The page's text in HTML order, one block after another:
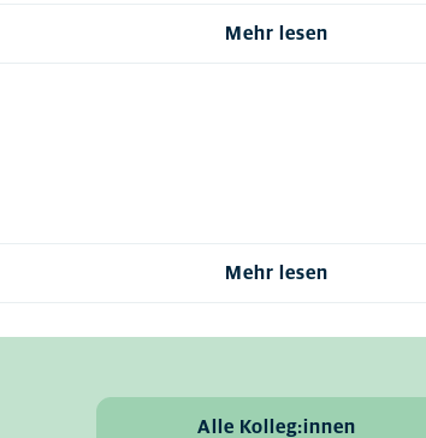
Mehr lesen
Mehr lesen
Alle Kolleg:innen